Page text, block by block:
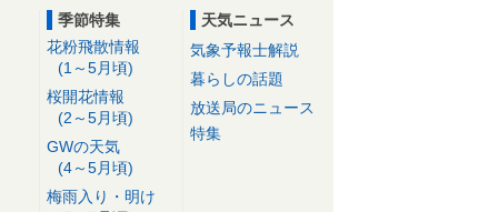
季節特集
花粉飛散情報
(1～5月頃)
桜開花情報
(2～5月頃)
GWの天気
(4～5月頃)
梅雨入り・明け
天気ニュース
気象予報士解説
暮らしの話題
放送局のニュース
特集